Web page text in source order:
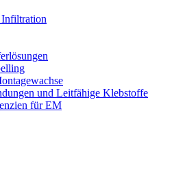
und Leitfähige Klebstoffe
für EM